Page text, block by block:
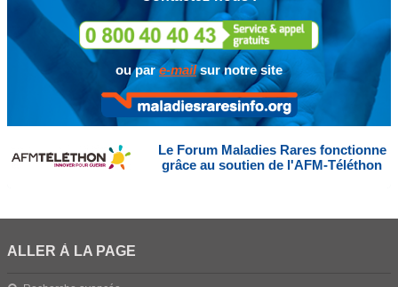
ou pare-mailsur notre site
Le Forum Maladies Rares fonctionne
grâce au soutien de l'AFM-Téléthon
ALLER À LA PAGE